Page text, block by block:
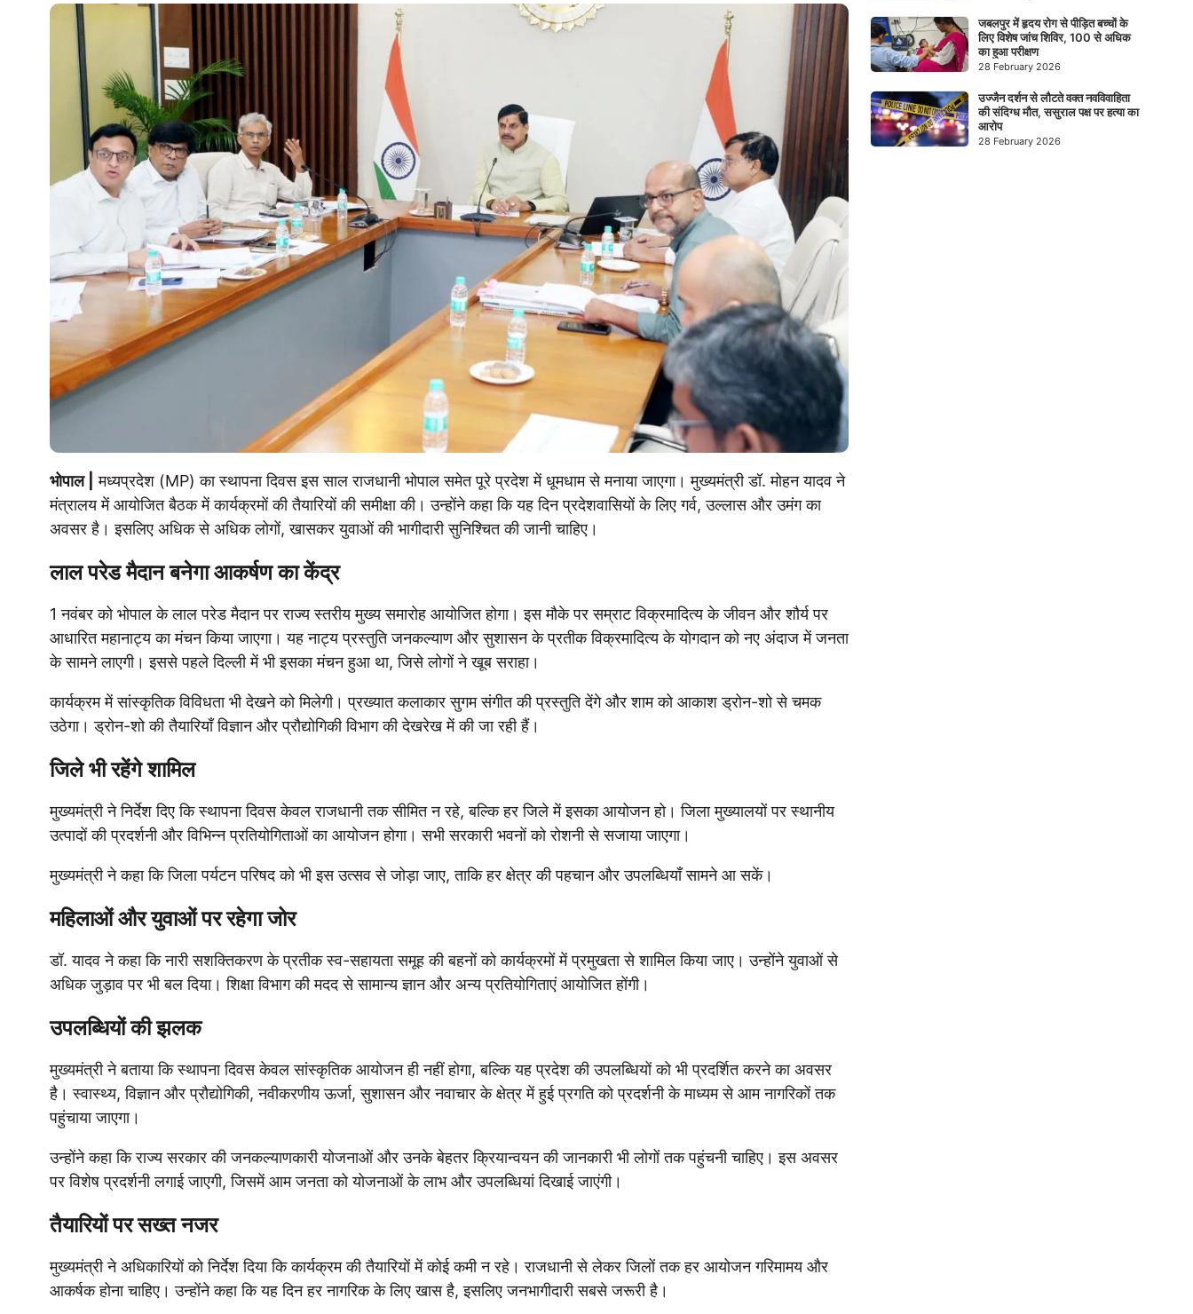
भोपाल |
मध्यप्रदेश (MP) का स्थापना दिवस इस साल राजधानी भोपाल समेत पूरे प्रदेश में धूमधाम से मनाया जाएगा। मुख्यमंत्री डॉ. मोहन यादव ने
मंत्रालय में आयोजित बैठक में कार्यक्रमों की तैयारियों की समीक्षा की। उन्होंने कहा कि यह दिन प्रदेशवासियों के लिए गर्व, उल्लास और उमंग का
अवसर है। इसलिए अधिक से अधिक लोगों, खासकर युवाओं की भागीदारी सुनिश्चित की जानी चाहिए।
लाल परेड मैदान बनेगा आकर्षण का केंद्र
1 नवंबर को भोपाल के लाल परेड मैदान पर राज्य स्तरीय मुख्य समारोह आयोजित होगा। इस मौके पर सम्राट विक्रमादित्य के जीवन और शौर्य पर
आधारित महानाट्य का मंचन किया जाएगा। यह नाट्य प्रस्तुति जनकल्याण और सुशासन के प्रतीक विक्रमादित्य के योगदान को नए अंदाज में जनता
के सामने लाएगी। इससे पहले दिल्ली में भी इसका मंचन हुआ था, जिसे लोगों ने खूब सराहा।
कार्यक्रम में सांस्कृतिक विविधता भी देखने को मिलेगी। प्रख्यात कलाकार सुगम संगीत की प्रस्तुति देंगे और शाम को आकाश ड्रोन-शो से चमक
उठेगा। ड्रोन-शो की तैयारियाँ विज्ञान और प्रौद्योगिकी विभाग की देखरेख में की जा रही हैं।
जिले भी रहेंगे शामिल
मुख्यमंत्री ने निर्देश दिए कि स्थापना दिवस केवल राजधानी तक सीमित न रहे, बल्कि हर जिले में इसका आयोजन हो। जिला मुख्यालयों पर स्थानीय
उत्पादों की प्रदर्शनी और विभिन्न प्रतियोगिताओं का आयोजन होगा। सभी सरकारी भवनों को रोशनी से सजाया जाएगा।
मुख्यमंत्री ने कहा कि जिला पर्यटन परिषद को भी इस उत्सव से जोड़ा जाए, ताकि हर क्षेत्र की पहचान और उपलब्धियाँ सामने आ सकें।
महिलाओं और युवाओं पर रहेगा जोर
डॉ. यादव ने कहा कि नारी सशक्तिकरण के प्रतीक स्व-सहायता समूह की बहनों को कार्यक्रमों में प्रमुखता से शामिल किया जाए। उन्होंने युवाओं से
अधिक जुड़ाव पर भी बल दिया। शिक्षा विभाग की मदद से सामान्य ज्ञान और अन्य प्रतियोगिताएं आयोजित होंगी।
उपलब्धियों की झलक
मुख्यमंत्री ने बताया कि स्थापना दिवस केवल सांस्कृतिक आयोजन ही नहीं होगा, बल्कि यह प्रदेश की उपलब्धियों को भी प्रदर्शित करने का अवसर
है। स्वास्थ्य, विज्ञान और प्रौद्योगिकी, नवीकरणीय ऊर्जा, सुशासन और नवाचार के क्षेत्र में हुई प्रगति को प्रदर्शनी के माध्यम से आम नागरिकों तक
पहुंचाया जाएगा।
उन्होंने कहा कि राज्य सरकार की जनकल्याणकारी योजनाओं और उनके बेहतर क्रियान्वयन की जानकारी भी लोगों तक पहुंचनी चाहिए। इस अवसर
पर विशेष प्रदर्शनी लगाई जाएगी, जिसमें आम जनता को योजनाओं के लाभ और उपलब्धियां दिखाई जाएंगी।
तैयारियों पर सख्त नजर
मुख्यमंत्री ने अधिकारियों को निर्देश दिया कि कार्यक्रम की तैयारियों में कोई कमी न रहे। राजधानी से लेकर जिलों तक हर आयोजन गरिमामय और
आकर्षक होना चाहिए। उन्होंने कहा कि यह दिन हर नागरिक के लिए खास है, इसलिए जनभागीदारी सबसे जरूरी है।
जबलपुर में हृदय रोग से पीड़ित बच्चों के
लिए विशेष जांच शिविर, 100 से अधिक
का हुआ परीक्षण
28 February 2026
उज्जैन दर्शन से लौटते वक्त नवविवाहिता
की संदिग्ध मौत, ससुराल पक्ष पर हत्या का
आरोप
28 February 2026